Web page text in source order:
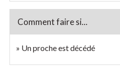
Comment faire si...
Un proche est décédé